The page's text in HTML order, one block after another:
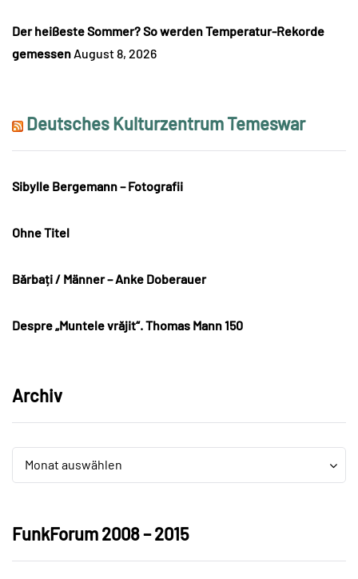
Der heißeste Sommer? So werden Temperatur-Rekorde
gemessen August 8, 2026
Deutsches Kulturzentrum Temeswar
Sibylle Bergemann – Fotografii
Ohne Titel
Bărbați / Männer – Anke Doberauer
Despre „Muntele vrăjit“. Thomas Mann 150
Archiv
Archiv
Monat auswählen
Archiv
FunkForum 2008 – 2015